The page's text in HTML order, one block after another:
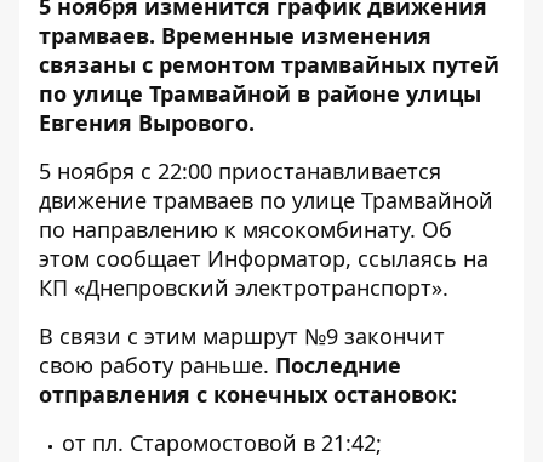
5 ноября изменится график движения
трамваев. Временные изменения
связаны с ремонтом трамвайных путей
по улице Трамвайной в районе улицы
Евгения Вырового.
5 ноября с 22:00 приостанавливается
движение трамваев по улице Трамвайной
по направлению к мясокомбинату. Об
этом сообщает Информатор, ссылаясь на
КП «Днепровский электротранспорт».
В связи с этим маршрут №9 закончит
свою работу раньше. Последние
отправления с конечных остановок:
от пл. Старомостовой в 21:42;